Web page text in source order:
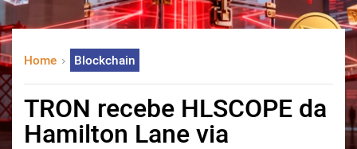
deutsch
中文
한국어
العربية
Home Blockchain
TRON recebe HLSCOPE da
Hamilton Lane via